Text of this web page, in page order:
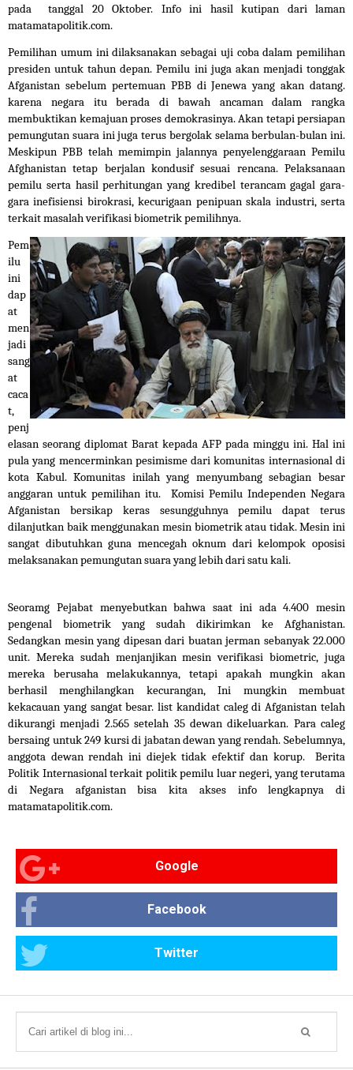
matamatapolitik.com.
Pemilihan umum ini dilaksanakan sebagai uji coba dalam pemilihan
presiden untuk tahun depan. Pemilu ini juga akan menjadi tonggak
Afganistan sebelum pertemuan PBB di Jenewa yang akan datang.
karena negara itu berada di bawah ancaman dalam rangka
membuktikan kemajuan proses demokrasinya. Akan tetapi persiapan
pemungutan suara ini juga terus bergolak selama berbulan-bulan ini.
Meskipun PBB telah memimpin jalannya penyelenggaraan Pemilu
Afghanistan tetap berjalan kondusif sesuai rencana. Pelaksanaan
pemilu serta hasil perhitungan yang kredibel terancam gagal gara-
gara inefisiensi birokrasi, kecurigaan penipuan skala industri, serta
terkait masalah verifikasi biometrik pemilihnya.
Pem
ilu
ini
dap
at
men
jadi
sang
at
caca
t,
penj
elasan seorang diplomat Barat kepada AFP pada minggu ini. Hal ini
pula yang mencerminkan pesimisme dari komunitas internasional di
kota Kabul. Komunitas inilah yang menyumbang sebagian besar
anggaran untuk pemilihan itu.  Komisi Pemilu Independen Negara
Afganistan bersikap keras sesungguhnya pemilu dapat terus
dilanjutkan baik menggunakan mesin biometrik atau tidak. Mesin ini
sangat dibutuhkan guna mencegah oknum dari kelompok oposisi
melaksanakan pemungutan suara yang lebih dari satu kali.
Seoramg Pejabat menyebutkan bahwa saat ini ada 4.400 mesin
pengenal biometrik yang sudah dikirimkan ke Afghanistan.
Sedangkan mesin yang dipesan dari buatan jerman sebanyak 22.000
unit. Mereka sudah menjanjikan mesin verifikasi biometric, juga
mereka berusaha melakukannya, tetapi apakah mungkin akan
berhasil menghilangkan kecurangan, Ini mungkin membuat
kekacauan yang sangat besar. list kandidat caleg di Afganistan telah
dikurangi menjadi 2.565 setelah 35 dewan dikeluarkan. Para caleg
bersaing untuk 249 kursi di jabatan dewan yang rendah. Sebelumnya,
anggota dewan rendah ini diejek tidak efektif dan korup. Berita
Politik Internasional terkait politik pemilu luar negeri, yang terutama
matamatapolitik.com.
Google
Facebook
Twitter